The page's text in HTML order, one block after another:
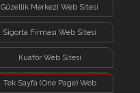
Güzellik Merkezi Web Sitesi
Sigorta Firması Web Sitesi
Kuaför Web Sitesi
Tek Sayfa (One Page) Web